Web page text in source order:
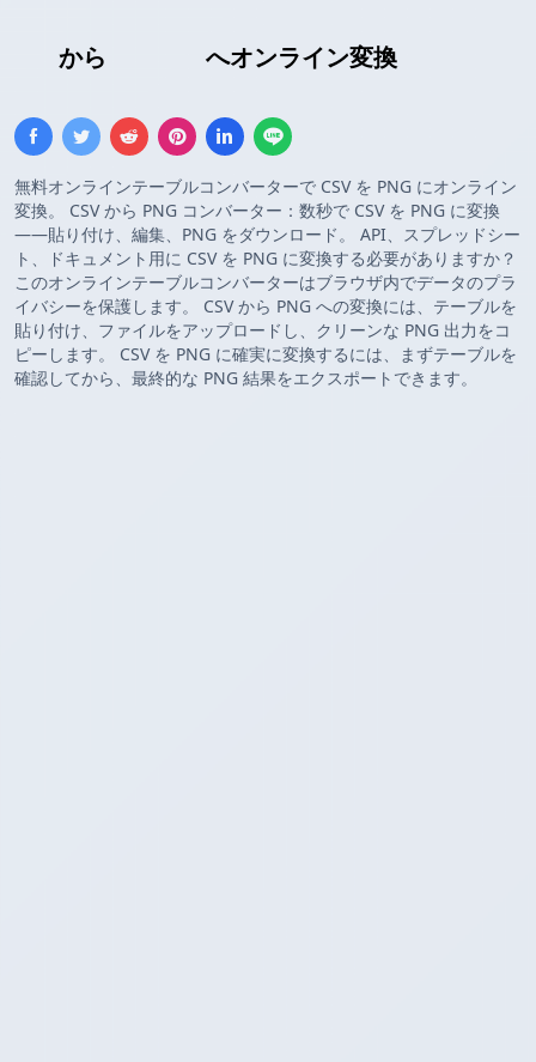
から へオンライン変換
無料オンラインテーブルコンバーターで CSV を PNG にオンライン
変換。 CSV から PNG コンバーター：数秒で CSV を PNG に変換
——貼り付け、編集、PNG をダウンロード。 API、スプレッドシー
ト、ドキュメント用に CSV を PNG に変換する必要がありますか？
このオンラインテーブルコンバーターはブラウザ内でデータのプラ
イバシーを保護します。 CSV から PNG への変換には、テーブルを
貼り付け、ファイルをアップロードし、クリーンな PNG 出力をコ
ピーします。 CSV を PNG に確実に変換するには、まずテーブルを
確認してから、最終的な PNG 結果をエクスポートできます。